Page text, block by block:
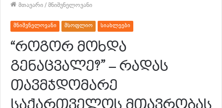
მთავარი/მნიშვნელოვანი
მნიშვნელოვანი მსოფლიო სიახლეები
“როგორ მოხდა
გენაცვალე?” – რადას
თავმჯდომარე